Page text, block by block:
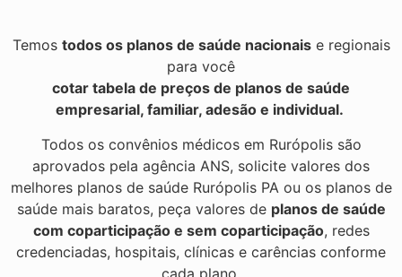
Temos todos os planos de saúde nacionaise regionais
para você
cotar tabela de preços de planos de saúde
empresarial, familiar, adesão e individual.
Todos os convênios médicos em Rurópolis são
aprovados pela agência ANS, solicite valores dos
melhores planos de saúde Rurópolis PA ou os planos de
saúde mais baratos, peça valores de planos de saúde
com coparticipação e sem coparticipação, redes
credenciadas, hospitais, clínicas e carências conforme
cada plano.